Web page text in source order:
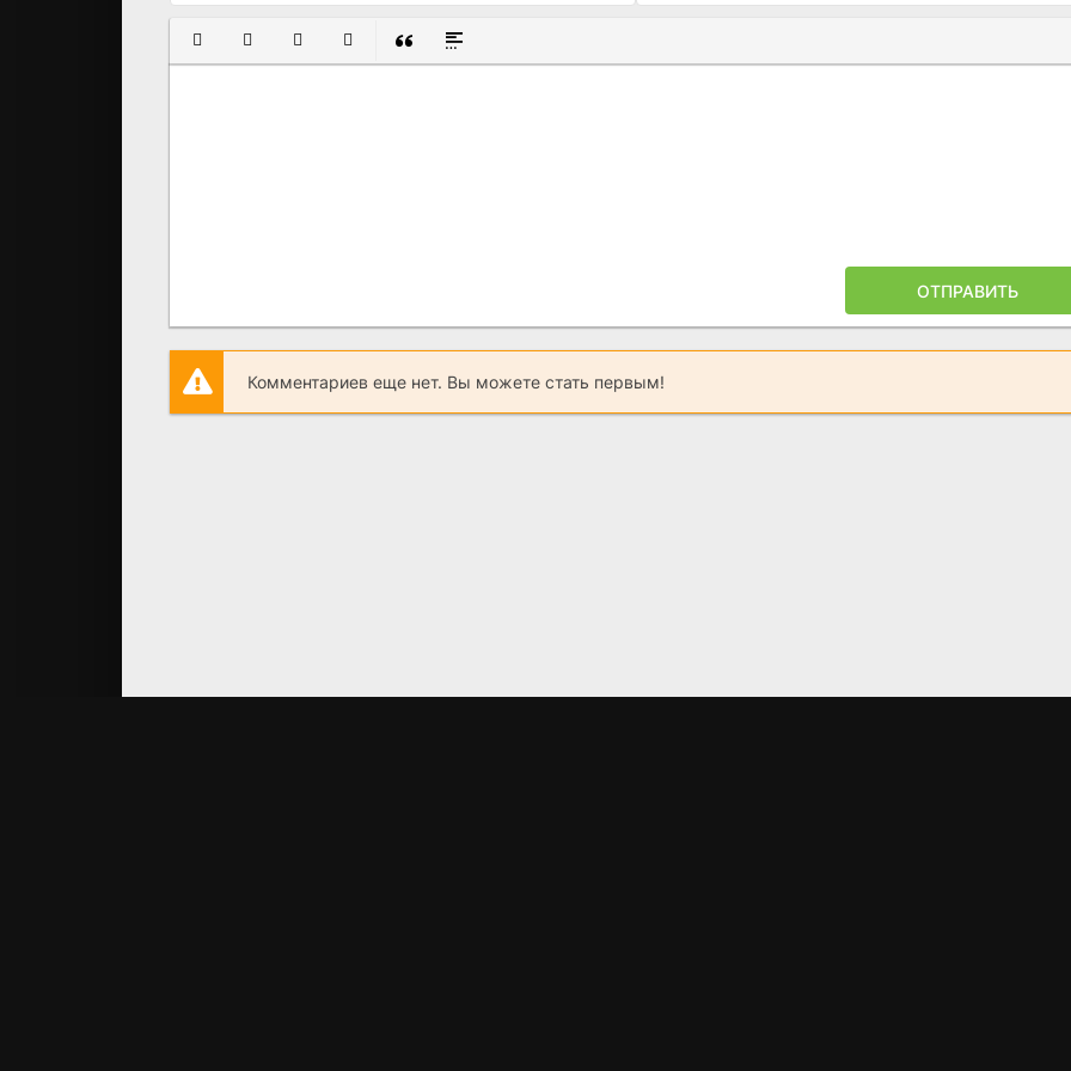
ПОЛУЖИРНЫЙ
КУРСИВПОДЧЕРКНУТЫЙ
ЗАЧЕРКНУТЫЙ
ВСТАВКА ЦИТАТЫ
ВСТАВКА СПОЙЛЕРА
ОТПРАВИТЬ
Комментариев еще нет. Вы можете стать первым!